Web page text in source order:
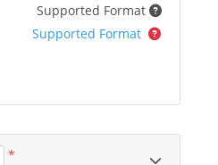
Supported Format
Supported Format
*